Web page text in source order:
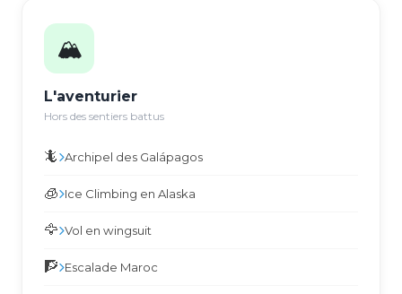
🏔️
L'aventurier
Hors des sentiers battus
🦎 Archipel des Galápagos
🧊 Ice Climbing en Alaska
🦅 Vol en wingsuit
🧗 Escalade Maroc